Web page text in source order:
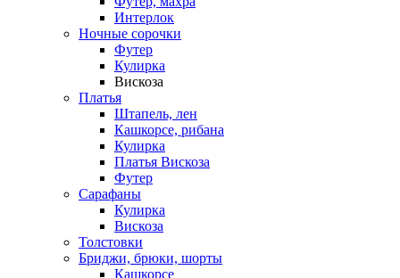
Интерлок
Ночные сорочки
Футер
Кулирка
Вискоза
Платья
Штапель, лен
Кашкорсе, рибана
Кулирка
Платья Вискоза
Футер
Сарафаны
Кулирка
Вискоза
Толстовки
Бриджи, брюки, шорты
Кашкорсе